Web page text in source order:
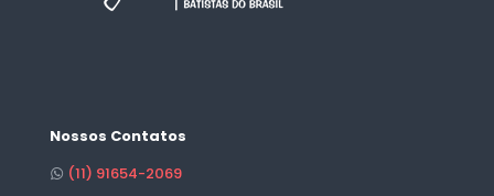
Nossos Contatos
(11) 91654-2069